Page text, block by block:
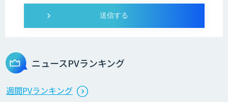
ニュースPVランキング
週間PVランキング